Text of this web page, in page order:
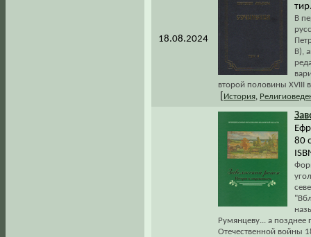
18.08.2024
В
В),
второй половины XVIII
История
80
Румянцеву... а позднее
Отечественной войны